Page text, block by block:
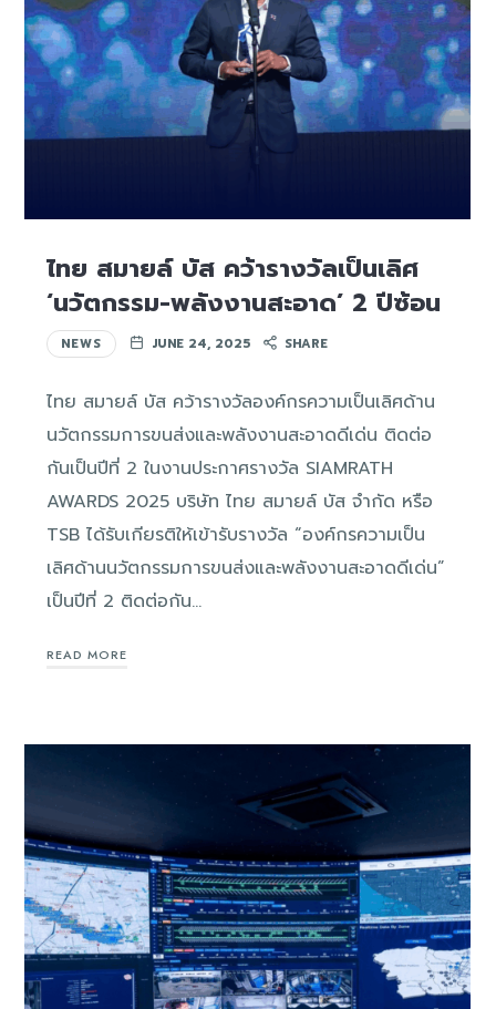
ไทย สมายล์ บัส คว้ารางวัลเป็นเลิศ
‘นวัตกรรม-พลังงานสะอาด’ 2 ปีซ้อน
NEWS JUNE 24, 2025 SHARE
ไทย สมายล์ บัส คว้ารางวัลองค์กรความเป็นเลิศด้าน
นวัตกรรมการขนส่งและพลังงานสะอาดดีเด่น ติดต่อ
กันเป็นปีที่ 2 ในงานประกาศรางวัล SIAMRATH
AWARDS 2025 บริษัท ไทย สมายล์ บัส จำกัด หรือ
TSB ได้รับเกียรติให้เข้ารับรางวัล “องค์กรความเป็น
เลิศด้านนวัตกรรมการขนส่งและพลังงานสะอาดดีเด่น”
เป็นปีที่ 2 ติดต่อกัน…
READ MORE